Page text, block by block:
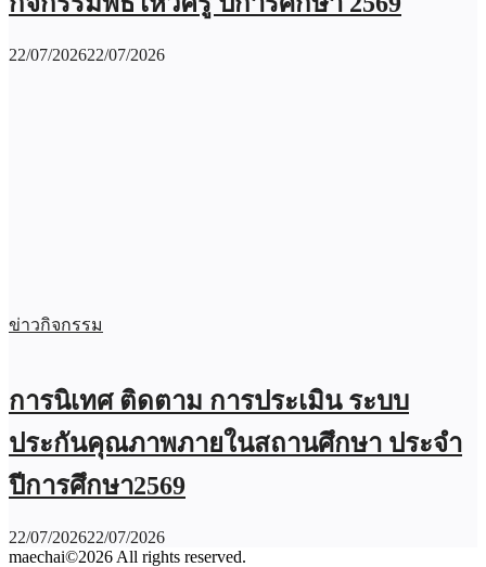
22/07/202622/07/2026
ข่าวกิจกรรม
การนิเทศ ติดตาม การประเมิน ระบบ
ประกันคุณภาพภายในสถานศึกษา ประจำ
ปีการศึกษา2569
22/07/202622/07/2026
maechai©2026 All rights reserved.